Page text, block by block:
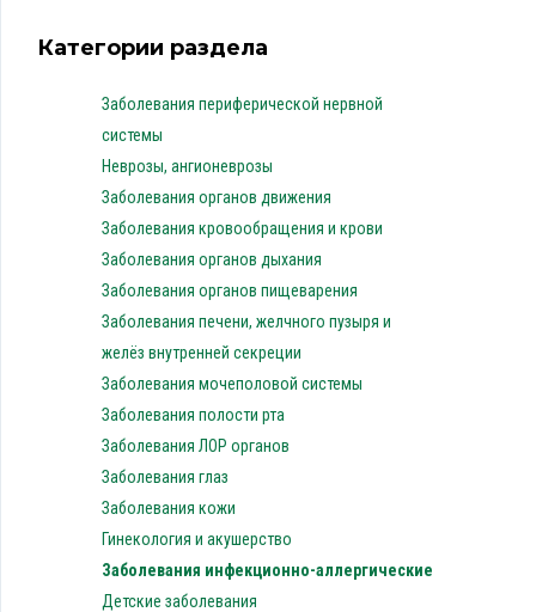
Категории раздела
Заболевания периферической нервной
системы
Неврозы, ангионеврозы
Заболевания органов движения
Заболевания кровообращения и крови
Заболевания органов дыхания
Заболевания органов пищеварения
Заболевания печени, желчного пузыря и
желёз внутренней секреции
Заболевания мочеполовой системы
Заболевания полости рта
Заболевания ЛОР органов
Заболевания глаз
Заболевания кожи
Гинекология и акушерство
Заболевания инфекционно-аллергические
Детские заболевания